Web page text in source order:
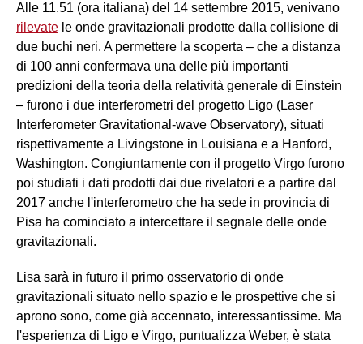
Alle 11.51 (ora italiana) del 14 settembre 2015, venivano
rilevate le onde gravitazionali prodotte dalla collisione di
due buchi neri. A permettere la scoperta – che a distanza
di 100 anni confermava una delle più importanti
predizioni della teoria della relatività generale di Einstein
– furono i due interferometri del progetto Ligo (Laser
Interferometer Gravitational-wave Observatory), situati
rispettivamente a Livingstone in Louisiana e a Hanford,
Washington. Congiuntamente con il progetto Virgo furono
poi studiati i dati prodotti dai due rivelatori e a partire dal
2017 anche l'interferometro che ha sede in provincia di
Pisa ha cominciato a intercettare il segnale delle onde
gravitazionali.
Lisa sarà in futuro il primo osservatorio di onde
gravitazionali situato nello spazio e le prospettive che si
aprono sono, come già accennato, interessantissime. Ma
l'esperienza di Ligo e Virgo, puntualizza Weber, è stata